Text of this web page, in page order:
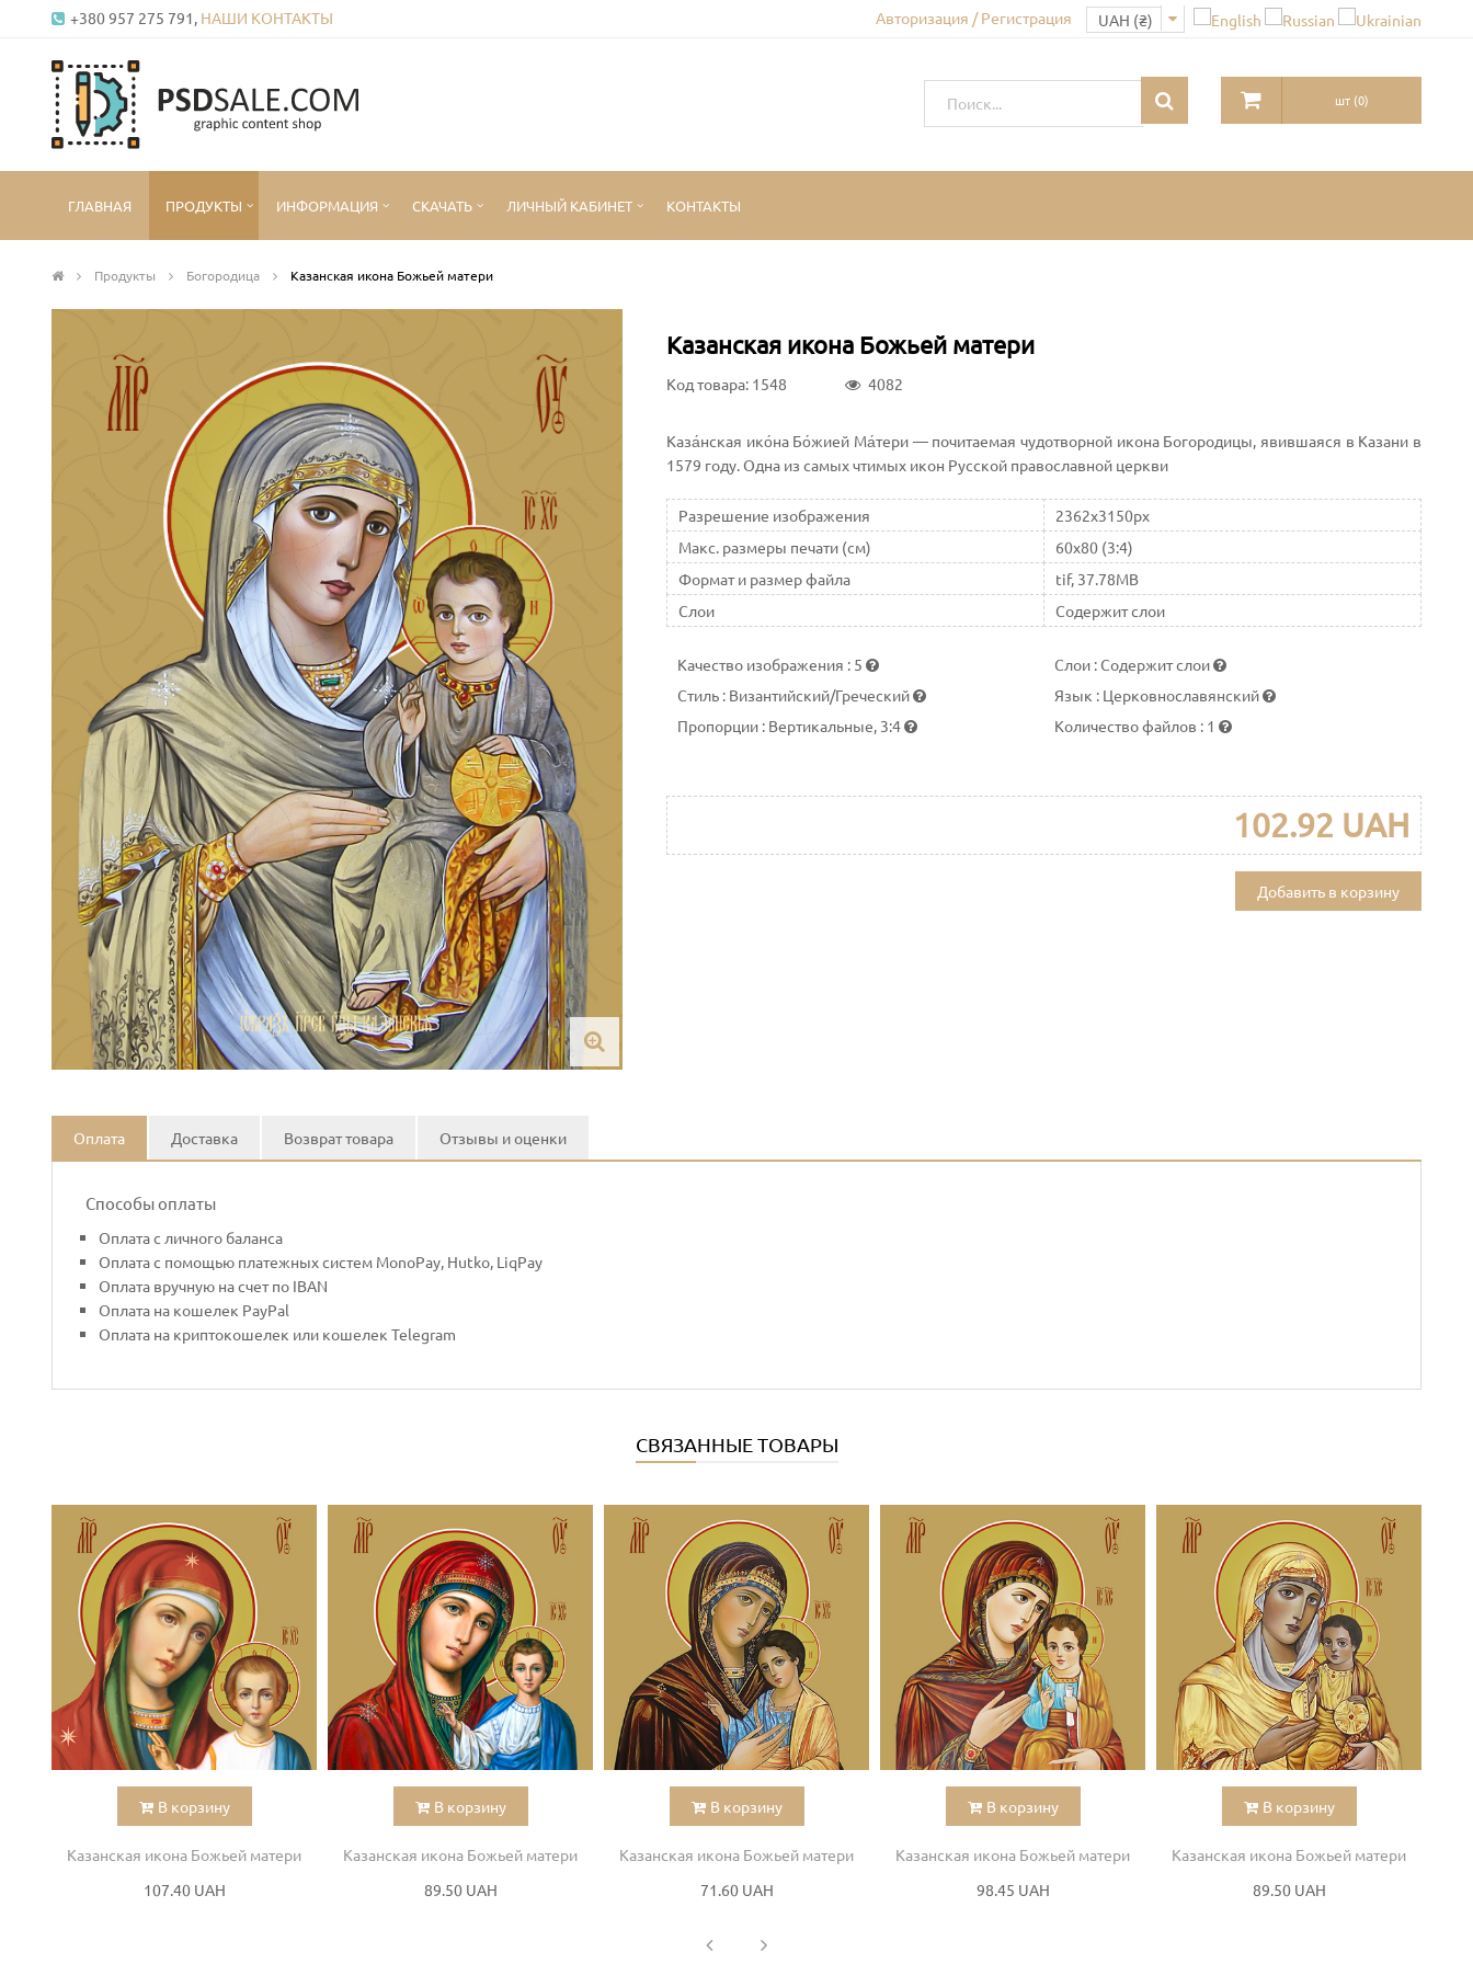
+380 957 275 791, НАШИ КОНТАКТЫ Авторизация / Регистрация
шт(0)
ГЛАВНАЯ ПРОДУКТЫ ИНФОРМАЦИЯ СКАЧАТЬ ЛИЧНЫЙ КАБИНЕТ КОНТАКТЫ
Продукты Богородица Казанская икона Божьей матери
Казанская икона Божьей матери
Код товара: 1548 4082
Каза́нская ико́на Бо́жией Ма́тери — почитаемая чудотворной икона Богородицы, явившаяся в Казани в
1579 году. Одна из самых чтимых икон Русской православной церкви
Разрешение изображения
2362x3150px
Макс. размеры печати (см)
60x80 (3:4)
Формат и размер файла
tif, 37.78MB
Слои
Содержит слои
Качество изображения : 5 Слои :Содержит слои
Стиль : Византийский/Греческий Язык : Церковнославянский
Пропорции : Вертикальные, 3:4 Количество файлов : 1
102.92 UAH
Добавить в корзину
Оплата Доставка Возврат товара Отзывы и оценки
Способы оплаты
Оплата с личного баланса
Оплата с помощью платежных систем MonoPay, Hutko, LiqPay
Оплата вручную на счет по IBAN
Оплата на кошелек PayPal
Оплата на криптокошелек или кошелек Telegram
СВЯЗАННЫЕ ТОВАРЫ
В корзину
Казанская икона Божьей матери
107.40 UAH
В корзину
Казанская икона Божьей матери
89.50 UAH
В корзину
Казанская икона Божьей матери
71.60 UAH
В корзину
Казанская икона Божьей матери
98.45 UAH
В корзину
Казанская икона Божьей матери
89.50 UAH